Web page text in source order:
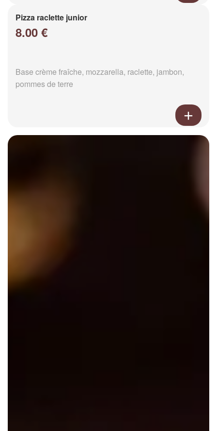
Pizza raclette junior
8.00 €
Base crème fraîche, mozzarella, raclette, jambon,
pommes de terre